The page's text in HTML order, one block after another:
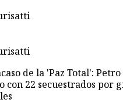
de la 'Paz Total':
con 22 secuestrados por